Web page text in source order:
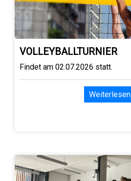
VOLLEYBALLTURNIER
Findet am 02.07.2026 statt.
Weiterlesen